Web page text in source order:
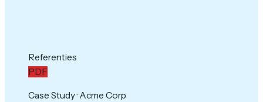
Referenties
PDF
Case Study · Acme Corp